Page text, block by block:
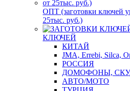
ОПТ (заготовки ключей
25тыс. руб.)
КЛЮЧЕЙ
КИТАЙ
JMA, Errebi, Silca,
РОССИЯ
ДОМОФОНЫ,
ABTO/МОТО